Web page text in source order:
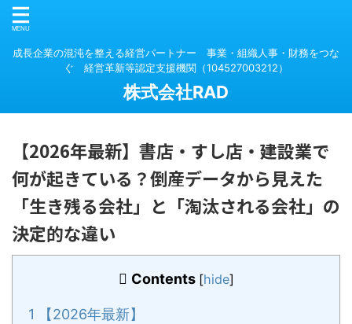
成長企業の混沌を整える経営パートナー 事業・組織人事・財務をつな
ぐ 経営革新等認定支援機関（104527003212）
株式会社RAD
【2026年最新】書店・すし店・建設業で
何が起きている？倒産データから見えた
「生き残る会社」と「淘汰される会社」の
決定的な違い
Contents [hide]
1 【2026年最新】